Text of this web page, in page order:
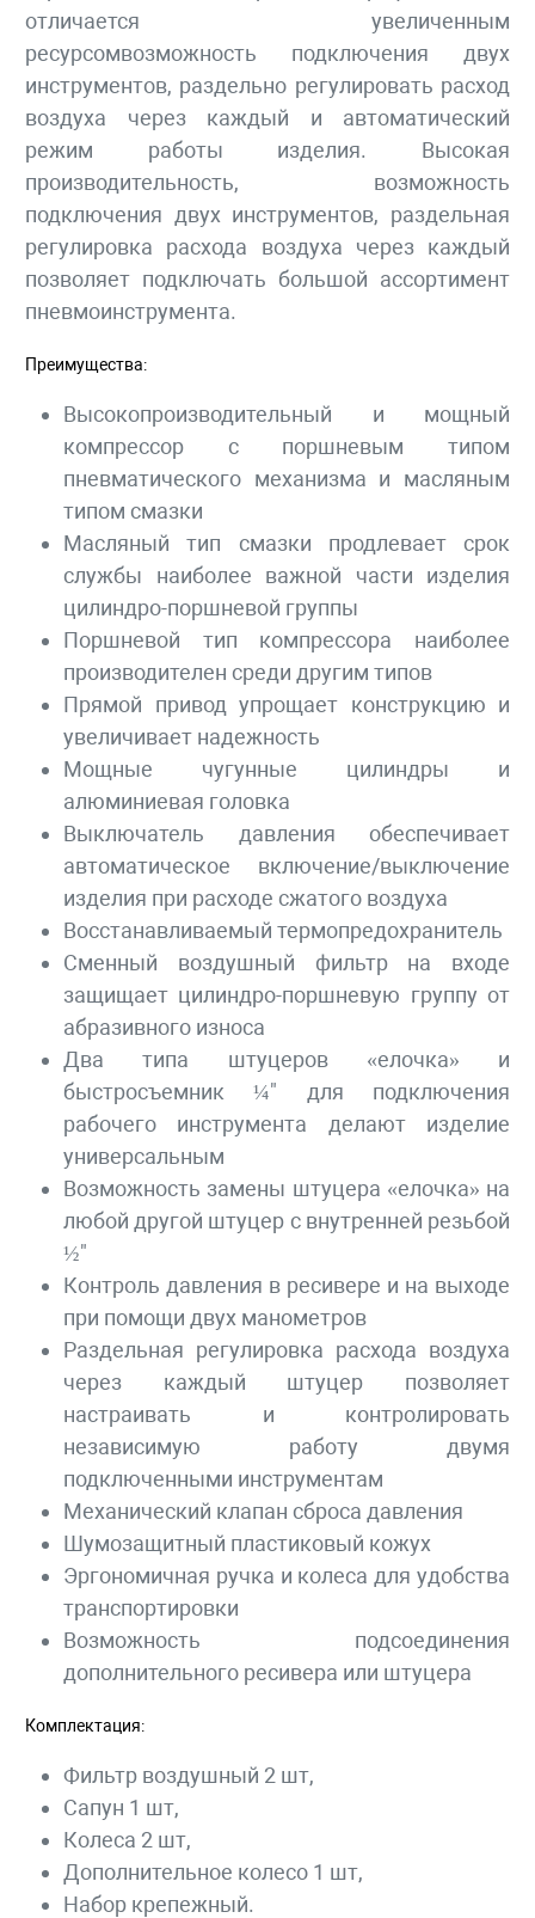
отличается увеличенным
ресурсомвозможность подключения двух
инструментов, раздельно регулировать расход
воздуха через каждый и автоматический
режим работы изделия. Высокая
производительность, возможность
подключения двух инструментов, раздельная
регулировка расхода воздуха через каждый
позволяет подключать большой ассортимент
пневмоинструмента.
Преимущества:
Высокопроизводительный и мощный
компрессор с поршневым типом
пневматического механизма и масляным
типом смазки
Масляный тип смазки продлевает срок
службы наиболее важной части изделия
цилиндро-поршневой группы
Поршневой тип компрессора наиболее
производителен среди другим типов
Прямой привод упрощает конструкцию и
увеличивает надежность
Мощные чугунные цилиндры и
алюминиевая головка
Выключатель давления обеспечивает
автоматическое включение/выключение
изделия при расходе сжатого воздуха
Восстанавливаемый термопредохранитель
Сменный воздушный фильтр на входе
защищает цилиндро-поршневую группу от
абразивного износа
Два типа штуцеров «елочка» и
быстросъемник ¼" для подключения
рабочего инструмента делают изделие
универсальным
Возможность замены штуцера «елочка» на
любой другой штуцер с внутренней резьбой
½"
Контроль давления в ресивере и на выходе
при помощи двух манометров
Раздельная регулировка расхода воздуха
через каждый штуцер позволяет
настраивать и контролировать
независимую работу двумя
подключенными инструментам
Механический клапан сброса давления
Шумозащитный пластиковый кожух
Эргономичная ручка и колеса для удобства
транспортировки
Возможность подсоединения
дополнительного ресивера или штуцера
Комплектация:
Фильтр воздушный 2 шт,
Сапун 1 шт,
Колеса 2 шт,
Дополнительное колесо 1 шт,
Набор крепежный.